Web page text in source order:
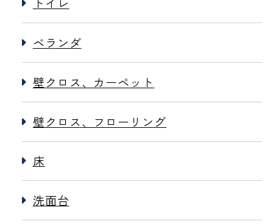
ベランダ
壁クロス、カーペット
壁クロス、フローリング
床
洗面台